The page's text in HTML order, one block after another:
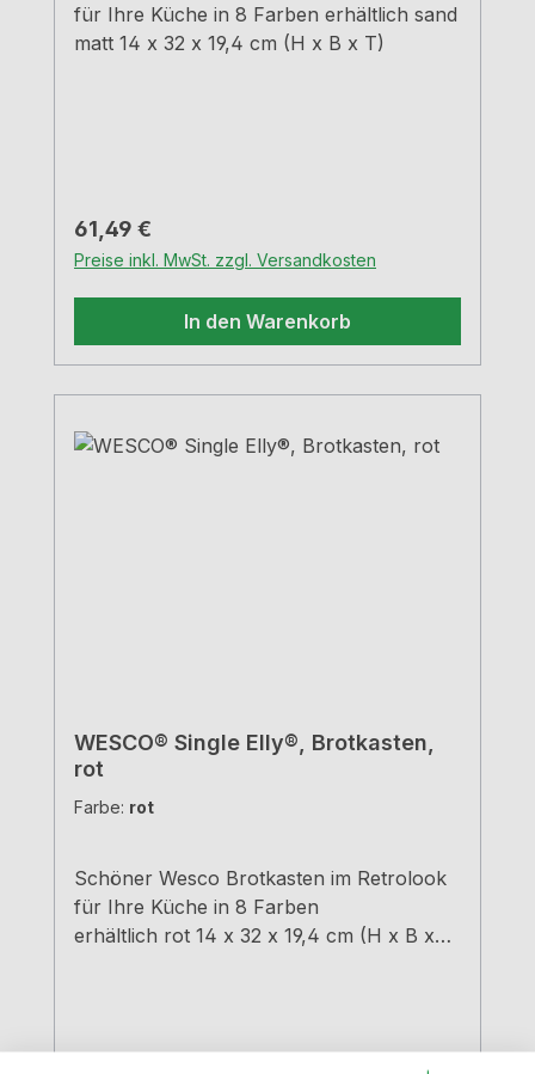
für Ihre Küche in 8 Farben erhältlich sand
matt 14 x 32 x 19,4 cm (H x B x T)
Regulärer Preis:
61,49 €
Preise inkl. MwSt. zzgl. Versandkosten
In den Warenkorb
WESCO® Single Elly®, Brotkasten,
rot
Farbe: rot
Schöner Wesco Brotkasten im Retrolook
für Ihre Küche in 8 Farben
erhältlich rot 14 x 32 x 19,4 cm (H x B x